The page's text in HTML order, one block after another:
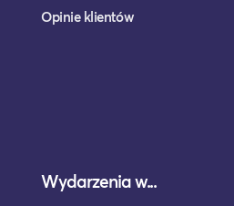
Opinie klientów
Wydarzenia w...